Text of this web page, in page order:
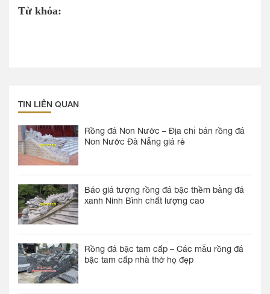
Từ khóa:
TIN LIÊN QUAN
Rồng đá Non Nước – Địa chỉ bán rồng đá
Non Nước Đà Nẵng giá rẻ
Báo giá tượng rồng đá bậc thềm bằng đá
xanh Ninh Bình chất lượng cao
Rồng đá bậc tam cấp – Các mẫu rồng đá
bậc tam cấp nhà thờ họ đẹp